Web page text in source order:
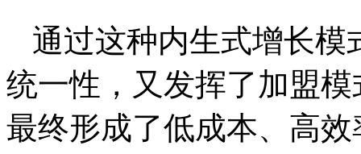
通过这种内生式增长模
统一性，又发挥了加盟
最终形成了低成本、高